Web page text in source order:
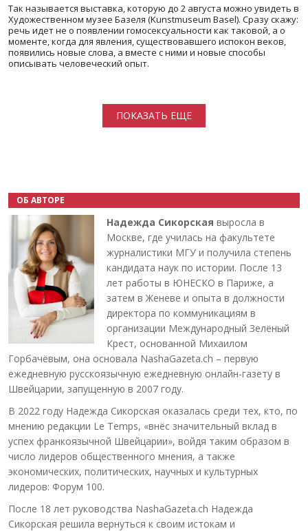
Так называется выставка, которую до 2 августа можно увидеть в
Художественном музее Базеля (Kunstmuseum Basel). Сразу скажу:
речь идет не о появлении гомосексуальности как таковой, а о
моменте, когда для явления, существовавшего испокон веков,
появились новые слова, а вместе с ними и новые способы
описывать человеческий опыт.
ПОКАЗАТЬ ЕЩЕ
ОБ АВТОРЕ
Надежда Сикорская выросла в
Москве, где училась на факультете
журналистики МГУ и получила степень
кандидата наук по истории. После 13
лет работы в ЮНЕСКО в Париже, а
затем в Женеве и опыта в должности
директора по коммуникациям в
организации Международный Зелёный
Крест, основанной Михаилом
Горбачёвым, она основала NashaGazeta.ch – первую
ежедневную русскоязычную ежедневную онлайн-газету в
Швейцарии, запущенную в 2007 году.
В 2022 году Надежда Сикорская оказалась среди тех, кто, по
мнению редакции Le Temps, «внёс значительный вклад в
успех франкоязычной Швейцарии», войдя таким образом в
число лидеров общественного мнения, а также
экономических, политических, научных и культурных
лидеров: Форум 100.
После 18 лет руководства NashaGazeta.ch Надежда
Сикорская решила вернуться к своим истокам и